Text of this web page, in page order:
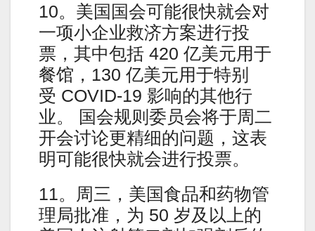
10。美国国会可能很快就会对
一项小企业救济方案进行投
票，其中包括 420 亿美元用于
餐馆，130 亿美元用于特别
受 COVID-19 影响的其他行
业。 国会规则委员会将于周二
开会讨论更精细的问题，这表
明可能很快就会进行投票。
11。周三，美国食品和药物管
理局批准，为 50 岁及以上的